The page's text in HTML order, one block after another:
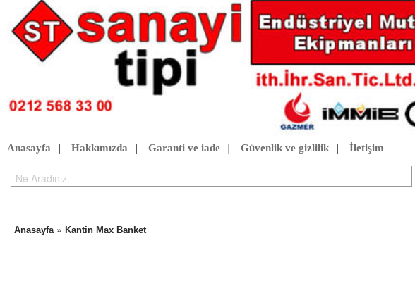
Anasayfa Hakkımızda Garanti ve iade Güvenlik ve gizlilik İletişim
Anasayfa» Kantin Max Banket